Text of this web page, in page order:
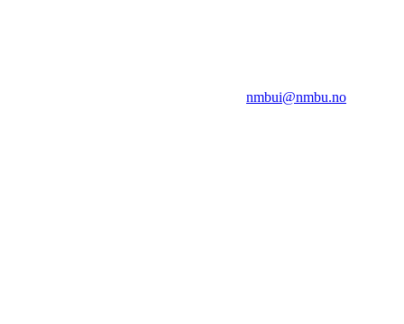
nmbui@nmbu.no